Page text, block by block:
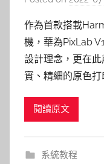
作為首款搭載
機，華為PixLab
設計理念，更在
實、精細的原色
閱讀原文
系統教程